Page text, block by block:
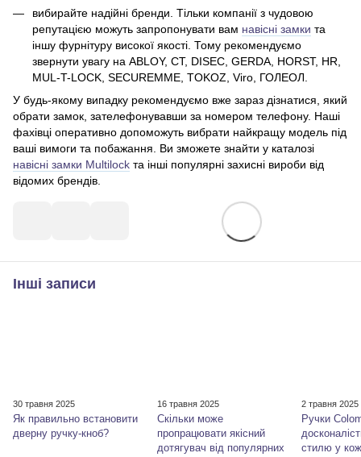
вибирайте надійні бренди. Тільки компанії з чудовою
репутацією можуть запропонувати вам навісні замки та
іншу фурнітуру високої якості. Тому рекомендуємо
звернути увагу на ABLOY, CT, DISEC, GERDA, HORST, HR,
MUL-T-LOCK, SECUREMME, TOKOZ, Viro, ГОЛЕОЛ.
У будь-якому випадку рекомендуємо вже зараз дізнатися, який
обрати замок, зателефонувавши за номером телефону. Наші
фахівці оперативно допоможуть вибрати найкращу модель під
ваші вимоги та побажання. Ви зможете знайти у каталозі
навісні замки Multilock та інші популярні захисні вироби від
відомих брендів.
Інші записи
30 травня 2025
Як правильно встановити
дверну ручку-кноб?
16 травня 2025
Скільки може
пропрацювати якісний
дотягувач від популярних
2 травня 2025
Ручки
стилю у